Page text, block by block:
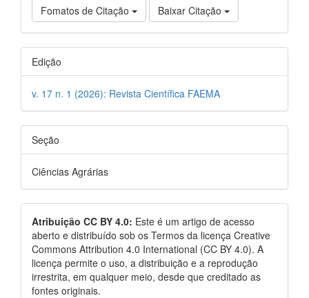
Fomatos de Citação Baixar Citação
Edição
v. 17 n. 1 (2026): Revista Científica FAEMA
Seção
Ciências Agrárias
Atribuição CC BY 4.0: Este é um artigo de acesso
aberto e distribuído sob os Termos da licença Creative
Commons Attribution 4.0 International (CC BY 4.0). A
licença permite o uso, a distribuição e a reprodução
irrestrita, em qualquer meio, desde que creditado as
fontes originais.